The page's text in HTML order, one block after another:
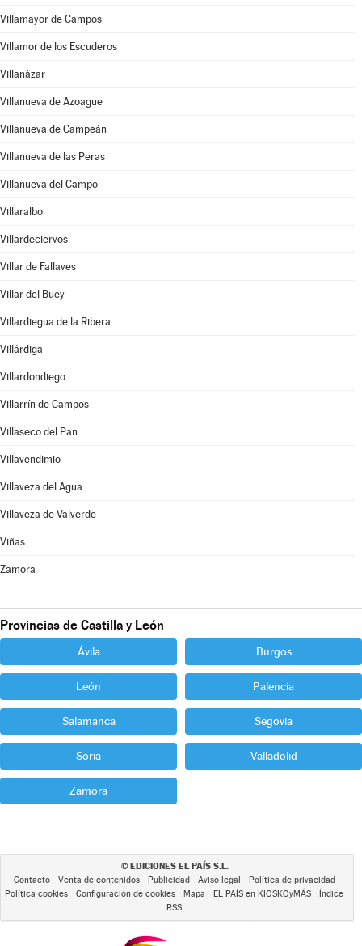
Villamayor de Campos
Villamor de los Escuderos
Villanázar
Villanueva de Azoague
Villanueva de Campeán
Villanueva de las Peras
Villanueva del Campo
Villaralbo
Villardeciervos
Villar de Fallaves
Villar del Buey
Villardiegua de la Ribera
Villárdiga
Villardondiego
Villarrín de Campos
Villaseco del Pan
Villavendimio
Villaveza del Agua
Villaveza de Valverde
Viñas
Zamora
Provincias de Castilla y León
Ávila Burgos
León Palencia
Salamanca Segovia
Soria Valladolid
Zamora
© EDICIONES EL PAÍS S.L.
Contacto Venta de contenidos Publicidad Aviso legal
Política de privacidad
Política cookies
Configuración de cookies Mapa EL PAÍS en KIOSKOyMÁS
Índice
RSS